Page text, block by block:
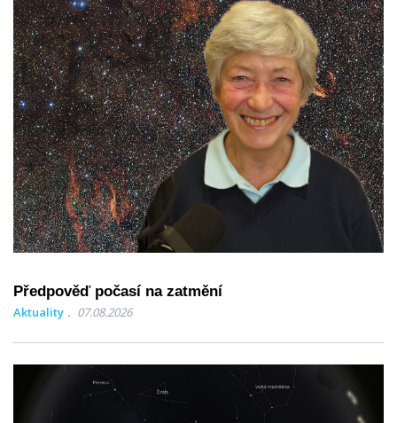
Předpověď počasí na zatmění
Aktuality 07.08.2026